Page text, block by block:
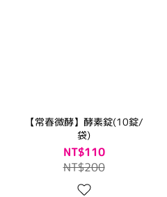
【常春微酵】酵素錠(10錠/
袋)
NT$110
NT$200